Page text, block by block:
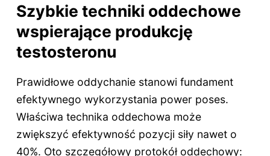
Szybkie techniki oddechowe
wspierające produkcję
testosteronu
Prawidłowe oddychanie stanowi fundament
efektywnego wykorzystania power poses.
Właściwa technika oddechowa może
zwiększyć efektywność pozycji siły nawet o
40%. Oto szczegółowy protokół oddechowy: